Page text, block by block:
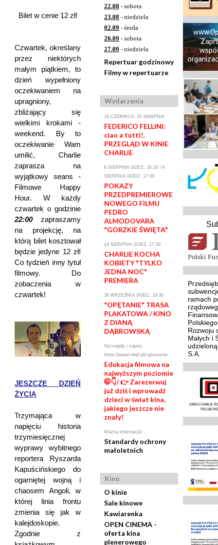
Bilet w cenie 12 zł!
Czwartek, określany
przez niektórych
małym piątkiem, to
dzień wypełniony
oczekiwaniem na
upragniony,
zbliżający się
wielkimi krokami -
weekend. By to
oczekiwanie Wam
umilić, Charlie
zaprasza na
wyjątkowy seans -
Filmowe Happy
Hour. W każdy
czwartek o godzinie
22:00zapraszamy
na projekcję, na
którą bilet kosztował
będzie jedyne 12 zł!
Co tydzień inny tytuł
filmowy. Do
zobaczenia w
czwartek!
JESZCZE DZIEŃ
ŻYCIA
Trzymająca w
napięciu historia
trzymiesięcznej
wyprawy wybitnego
reportera Ryszarda
Kapuścińskiego do
ogarniętej wojną i
chaosem Angoli, w
której linia frontu
zmienia się jak w
kalejdoskopie.
Zgodnie z
22.08 - sobota
23.08 - niedziela
02.09 - środa
26.09 - sobota
27.09 - niedziela
Repertuar godzinowy
Filmy w repertuarze
Wydarzenia
19 CZERWCA- 20 SIERPNIA
FEDERICO FELLINI:
ciao a tutti!,
PRZEGLĄD W KINIE
CHARLIE
8 SIERPNIA GODZ. 20:20 i 9
SIERPNIA GODZ. 17:00
POKAZY
PRZEDPREMIEROWE
NOWEGO FILMU
PEDRO
ALMODOVARA
"GORZKIE ŚWIĘTA"
14 SIERPNIA GODZ. 17:30
CHARLIE KOCHA
KOBIETY "TYLKO
JEDNA NOC"
PREMIERA
26 WRZEŚNIA GODZ. 19:30
"OPĘTANIE" TRASA
PLAKATOWA / KINO
Z DIANĄ
DĄBROWSKĄ
Szczegóły i zapisy:
https://panel.nhef.pl/zgloszenie
Edukacja filmowa na
najwyższym poziomie
🤭👇/ 👉 Zarezerwuj
już dziś i wprowadź
dzieci w świat kina,
jakiego jeszcze nie
znały!
Ważna informacja!
Standardy ochrony
małoletnich
Kino
O kinie
Sale kinowe
Kawiarenka
OPEN CINEMA -
oferta kina
plenerowego
ramach
Rozwoju
Małych i
S.A.